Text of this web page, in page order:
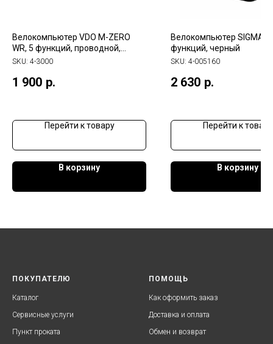
Велокомпьютер VDO M-ZERO
WR, 5 функций, проводной,
черный (Германия)
SKU: 4-3000
1 900 р.
Перейти к товару
В корзину
Велокомпьютер SIGMA
функций, черный
SKU: 4-005160
2 630 р.
Перейти к товару
В корзину
ПОКУПАТЕЛЮ
Каталог
Сервисные услуги
Пункт проката
ПОМОЩЬ
Как оформить заказ
Доставка и оплата
Обмен и возврат